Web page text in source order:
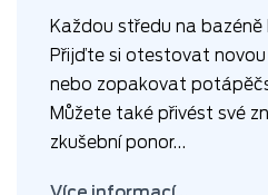
Každou středu na
Přijďte si otestovat
nebo zopakovat
Můžete také přivést své
zkušební ponor…